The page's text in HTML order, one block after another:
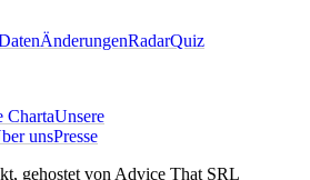
ÄnderungenRadarQuiz
ChartaUnsere
unsPresse
gehostet von Advice That SRL